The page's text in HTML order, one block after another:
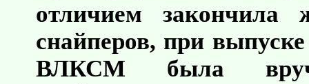
отличием закончила
снайперов, при
ВЛКСМ была